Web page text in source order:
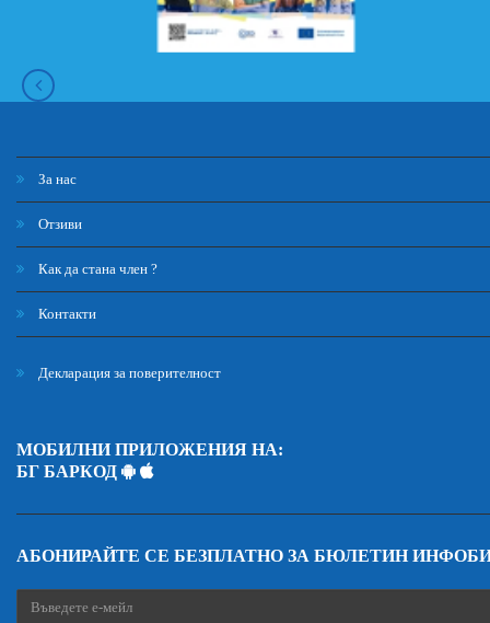
За нас
Отзиви
Как да стана член ?
Контакти
Декларация за поверителност
МОБИЛНИ ПРИЛОЖЕНИЯ НА:
БГ БАРКОД
АБОНИРАЙТЕ СЕ БЕЗПЛАТНО ЗА БЮЛЕТИН